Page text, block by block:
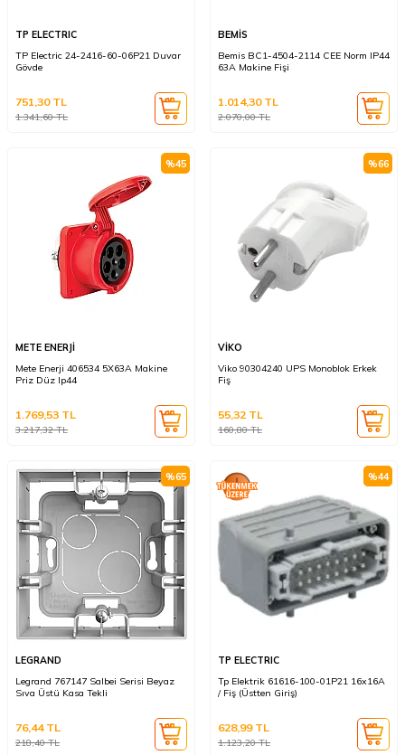
TP ELECTRIC
TP Electric 24-2416-60-06P21 Duvar
Gövde
1.341,60TL
751,30TL
BEMİS
Bemis BC1-4504-2114 CEE Norm IP44
63A Makine Fişi
2.070,00TL
1.014,30TL
%45
METE ENERJİ
Mete Enerji 406534 5X63A Makine
Priz Düz Ip44
3.217,32TL
1.769,53 TL
%66
VİKO
Viko 90304240 UPS Monoblok Erkek
Fiş
160,80TL
55,32 TL
%65
LEGRAND
Legrand 767147 Salbei Serisi Beyaz
Sıva Üstü Kasa Tekli
218,40TL
76,44TL
%44
TP ELECTRIC
Tp Elektrik 61616-100-01P21 16x16A
/ Fiş (Üstten Giriş)
1.123,20TL
628,99TL